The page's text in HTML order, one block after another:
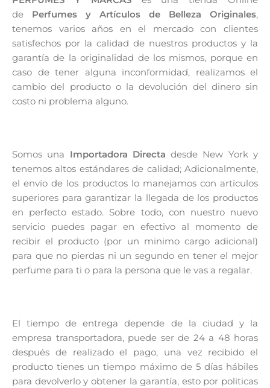
de Perfumes y Artículos de Belleza Originales,
tenemos varios años en el mercado con clientes
satisfechos por la calidad de nuestros productos y la
garantía de la originalidad de los mismos, porque en
caso de tener alguna inconformidad, realizamos el
cambio del producto o la devolución del dinero sin
costo ni problema alguno.
Somos una Importadora Directa desde New York y
tenemos altos estándares de calidad; Adicionalmente,
el envío de los productos lo manejamos con artículos
superiores para garantizar la llegada de los productos
en perfecto estado. Sobre todo, con nuestro nuevo
servicio puedes pagar en efectivo al momento de
recibir el producto (por un minimo cargo adicional)
para que no pierdas ni un segundo en tener el mejor
perfume para ti o para la persona que le vas a regalar.
El tiempo de entrega depende de la ciudad y la
empresa transportadora, puede ser de 24 a 48 horas
después de realizado el pago, una vez recibido el
producto tienes un tiempo máximo de 5 días hábiles
para devolverlo y obtener la garantía, esto por politicas